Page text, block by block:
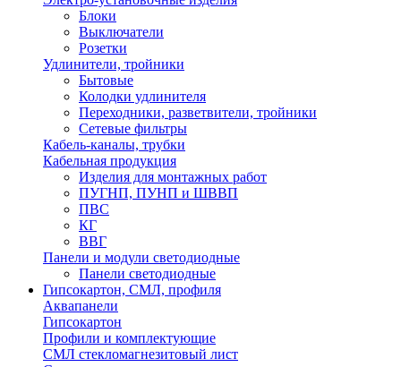
Блоки
Выключатели
Розетки
Удлинители, тройники
Бытовые
Колодки удлинителя
Переходники, разветвители, тройники
Сетевые фильтры
Кабель-каналы, трубки
Кабельная продукция
Изделия для монтажных работ
ПУГНП, ПУНП и ШВВП
ПВС
КГ
ВВГ
Панели и модули светодиодные
Панели светодиодные
Гипсокартон, СМЛ, профиля
Аквапанели
Гипсокартон
Профили и комплектующие
СМЛ стекломагнезитовый лист